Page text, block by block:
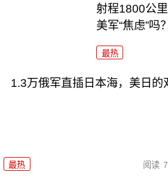
射程1800公
美军“焦虑”吗？
最热
1.3万俄军直插日本海，美日的
最热 阅读